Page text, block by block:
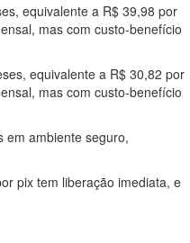
equivalente a R$ 39,98 por
mas com custo-benefício
equivalente a R$ 30,82 por
mas com custo-benefício
em ambiente seguro,
pix tem liberação imediata, e